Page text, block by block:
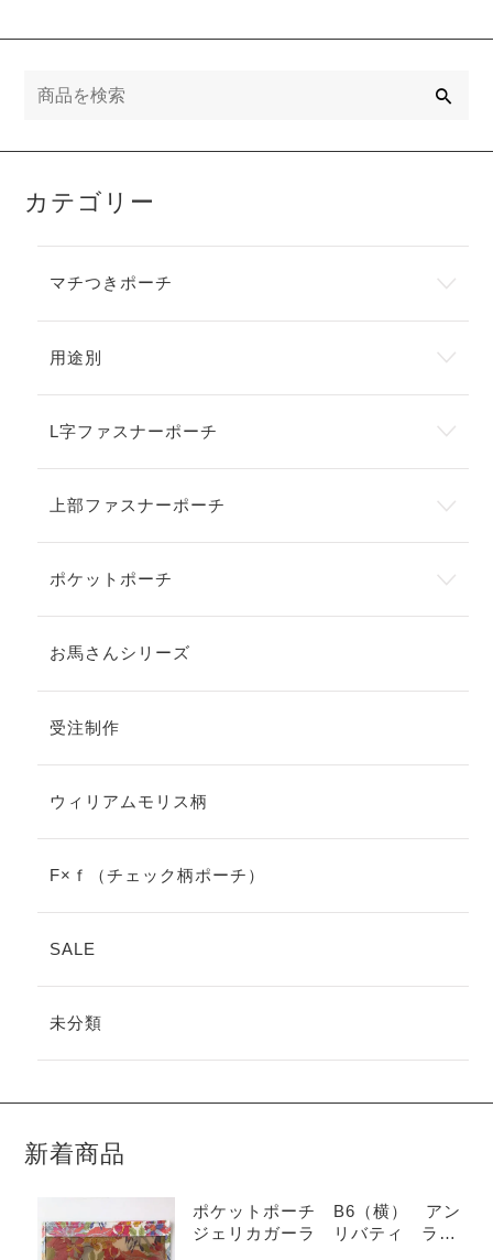
カテゴリー
マチつきポーチ
用途別
L字ファスナーポーチ
上部ファスナーポーチ
ポケットポーチ
お馬さんシリーズ
受注制作
ウィリアムモリス柄
F×ｆ（チェック柄ポーチ）
SALE
未分類
新着商品
ポケットポーチ B6（横） アン
ジェリカガーラ リバティ ラミ